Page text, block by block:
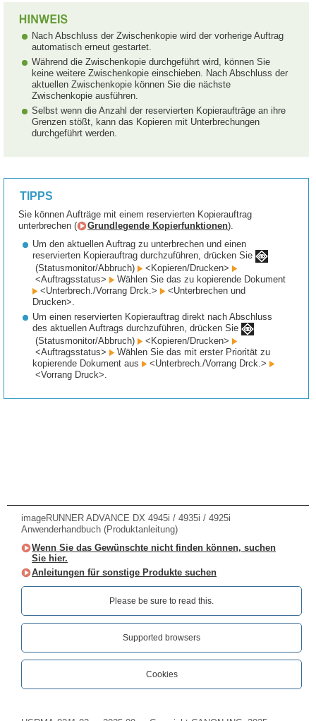
Nach Abschluss der Zwischenkopie wird der vorherige Auftrag
automatisch erneut gestartet.
Während die Zwischenkopie durchgeführt wird, können Sie
keine weitere Zwischenkopie einschieben. Nach Abschluss der
aktuellen Zwischenkopie können Sie die nächste
Zwischenkopie ausführen.
Selbst wenn die Anzahl der reservierten Kopieraufträge an ihre
Grenzen stößt, kann das Kopieren mit Unterbrechungen
durchgeführt werden.
TIPPS
Sie können Aufträge mit einem reservierten Kopierauftrag
unterbrechen (
Grundlegende Kopierfunktionen).
Um den aktuellen Auftrag zu unterbrechen und einen
reservierten Kopierauftrag durchzuführen, drücken Sie
(Statusmonitor/Abbruch)
<Kopieren/Drucken>
<Auftragsstatus>
Wählen Sie das zu kopierende Dokument
<Unterbrech./Vorrang Drck.>
<Unterbrechen und
Drucken>.
Um einen reservierten Kopierauftrag direkt nach Abschluss
des aktuellen Auftrags durchzuführen, drücken Sie
(Statusmonitor/Abbruch)
<Kopieren/Drucken>
<Auftragsstatus>
Wählen Sie das mit erster Priorität zu
kopierende Dokument aus
<Unterbrech./Vorrang Drck.>
<Vorrang Druck>.
imageRUNNER ADVANCE DX 4945i / 4935i / 4925i
Anwenderhandbuch (Produktanleitung)
Wenn Sie das Gewünschte nicht finden können, suchen
Sie hier.
Anleitungen für sonstige Produkte suchen
Please be sure to read this.‎
Supported browsers
Cookies